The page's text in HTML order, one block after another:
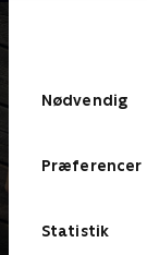
Nødvendig
Præferencer
Statistik